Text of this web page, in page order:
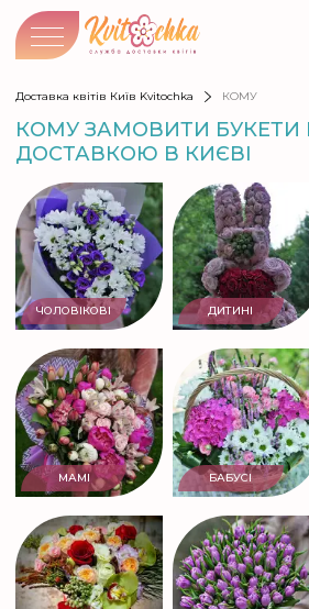
Доставка квітів Київ Kvitochka КОМУ
КОМУ ЗАМОВИТИ БУКЕТИ
ДОСТАВКОЮ В КИЄВІ
ЧОЛОВІКОВІ ДИТИНІ
МАМІ БАБУСІ